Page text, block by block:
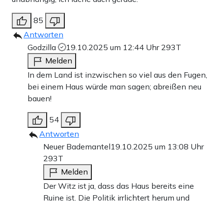
85
Antworten
Godzilla
19.10.2025 um 12:44 Uhr 293T
Melden
In dem Land ist inzwischen so viel aus den Fugen,
bei einem Haus würde man sagen; abreißen neu
bauen!
54
Antworten
Neuer Bademantel19.10.2025 um 13:08 Uhr
293T
Melden
Der Witz ist ja, dass das Haus bereits eine
Ruine ist. Die Politik irrlichtert herum und